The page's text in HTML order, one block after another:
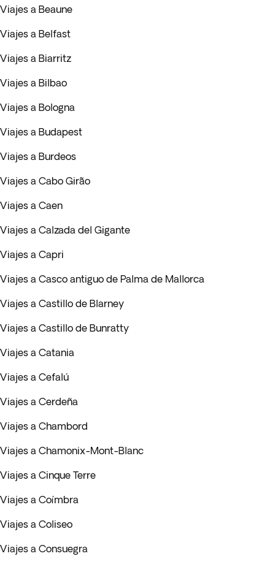
Viajes a Beaune
Viajes a Belfast
Viajes a Biarritz
Viajes a Bilbao
Viajes a Bologna
Viajes a Budapest
Viajes a Burdeos
Viajes a Cabo Girão
Viajes a Caen
Viajes a Calzada del Gigante
Viajes a Capri
Viajes a Casco antiguo de Palma de Mallorca
Viajes a Castillo de Blarney
Viajes a Castillo de Bunratty
Viajes a Catania
Viajes a Cefalú
Viajes a Cerdeña
Viajes a Chambord
Viajes a Chamonix-Mont-Blanc
Viajes a Cinque Terre
Viajes a Coímbra
Viajes a Coliseo
Viajes a Consuegra